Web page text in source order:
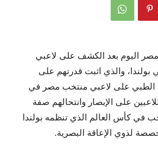
اليوم بعد الكشف على لاعبي
والذي اثبت قدرتهم على
الطبي على لاعبي منتخب مصر في
على الإبصار وانتحالهم صفة
في كأس العالم الذي تنظمه بولندا
لذوي الإعاقة البصرية.